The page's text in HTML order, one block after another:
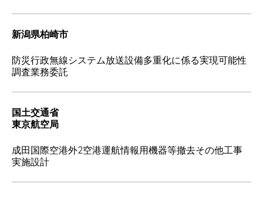
新潟県柏崎市
防災行政無線システム放送設備多重化に係る実現可能性
調査業務委託
国土交通省
東京航空局
成田国際空港外2空港運航情報用機器等撤去その他工事
実施設計